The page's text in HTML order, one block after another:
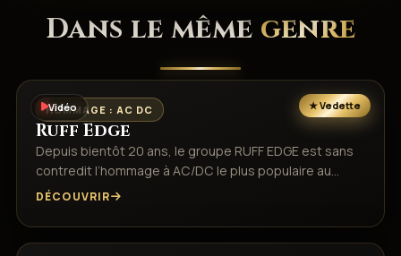
Dans le même genre
Vidéo
HOMMAGE : AC DC
Ruff Edge
Depuis bientôt 20 ans, le groupe RUFF EDGE est sans
contredit l’hommage à AC/DC le plus populaire au…
DÉCOUVRIR